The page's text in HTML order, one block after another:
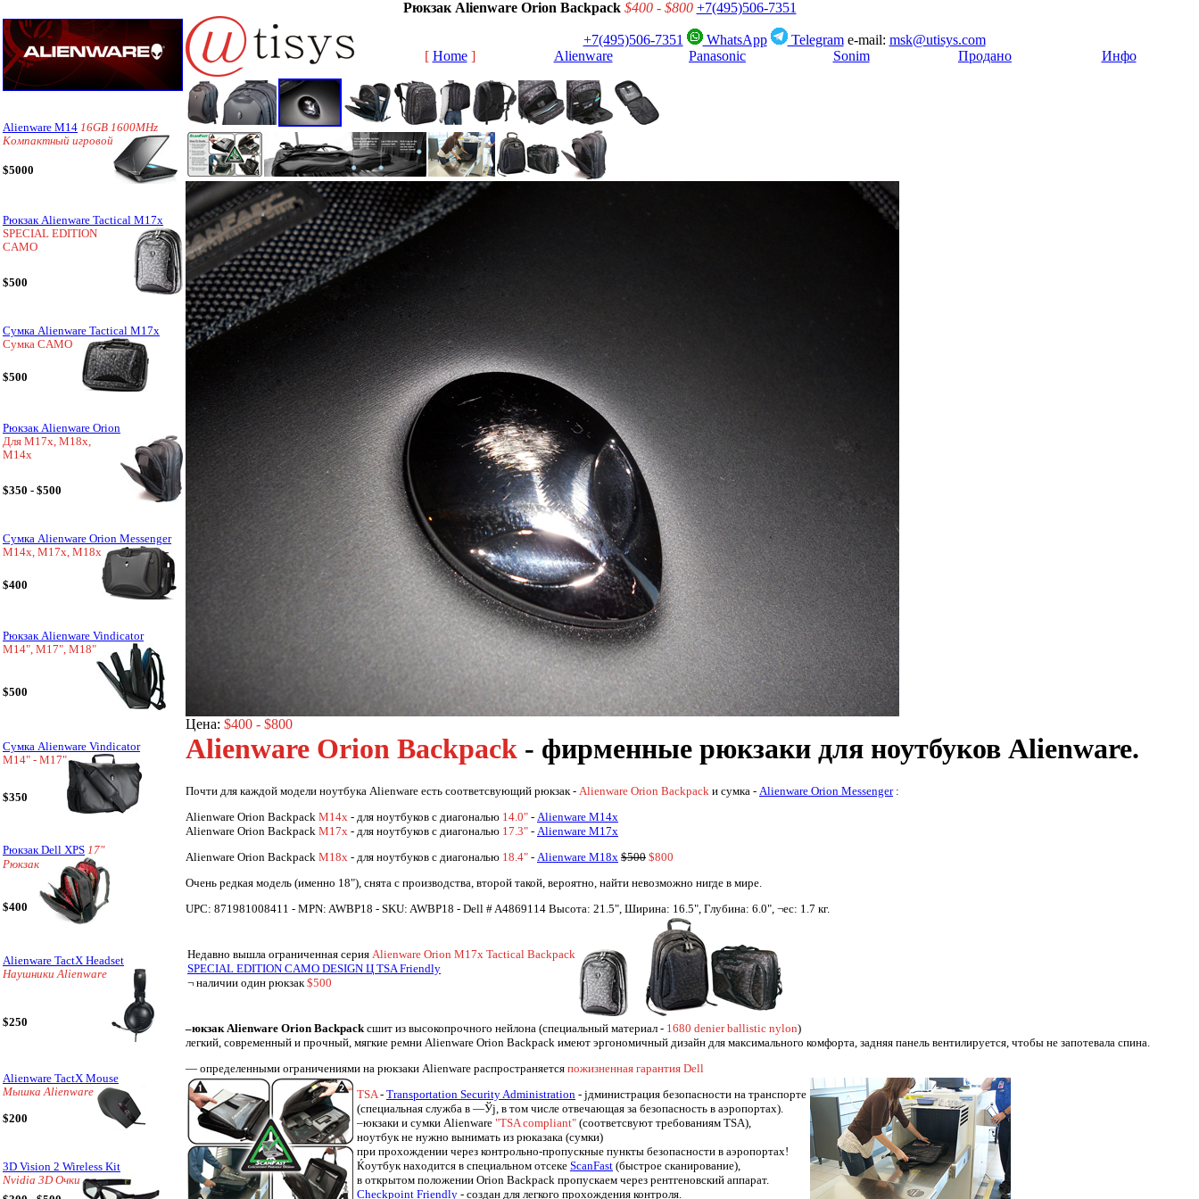
Рюкзак Alienware Orion Backpack$400 - $800 +7(495)506-7351
Alienware M14 16GB 1600MHz
Компактный игровой
$5000
Рюкзак Alienware Tactical M17x
SPECIAL EDITION
CAMO
$500
Сумка Alienware Tactical M17x
Сумка CAMO
$500
Рюкзак Alienware Orion
Для M17x, M18x,
M14x
$350 - $500
Сумка Alienware Orion Messenger
M14x, M17x, M18x
$400
Рюкзак Alienware Vindicator
M14", M17", M18"
$500
Сумка Alienware Vindicator
M14" - M17"
$350
Рюкзак Dell XPS 17"
Рюкзак
$400
Alienware TactX Headset
Наушники Alienware
$250
Alienware TactX Mouse
Мышка Alienware
$200
3D Vision 2 Wireless Kit
Nvidia 3D Очки
+7(495)506-7351 WhatsApp Telegrame-mail: msk@utisys.com
[ Home ] Alienware Panasonic Sonim Продано Инфо
Цена: $400 - $800
Alienware Orion Backpack - фирменные рюкзаки для ноутбуков Alienware.
Почти для каждой модели ноутбука Alienware есть соответсвующий рюкзак - Alienware Orion Backpack и сумка - Alienware Orion Messenger:
Alienware Orion Backpack M14x - для ноутбуков с диагональю 14.0" - Alienware M14x
Alienware Orion Backpack M17x - для ноутбуков с диагональю 17.3" - Alienware M17x
Alienware Orion Backpack M18x - для ноутбуков с диагональю 18.4" - Alienware M18x $500 $800
Очень редкая модель (именно 18"), снята с производства, второй такой, вероятно, найти невозможно нигде в мире.
UPC: 871981008411 - MPN: AWBP18 - SKU: AWBP18 - Dell # A4869114 Высота: 21.5", Ширина: 16.5", Глубина: 6.0", ¬ес: 1.7 кг.
Недавно вышла ограниченная серия Alienware Orion M17x Tactical Backpack
SPECIAL EDITION CAMO DESIGN Ц TSA Friendly
¬ наличии один рюкзак$500
–юкзак Alienware Orion Backpackсшит из высокопрочного нейлона (специальный материал - 1680 denier ballistic nylon)
легкий, современный и прочный, мягкие ремни Alienware Orion Backpack имеют эргономичный дизайн для максимального комфорта, задняя панель вентилируется, чтобы не запотевала спина.
— определенными ограничениями на рюкзаки Alienware распространяется пожизненная гарантия Dell
TSA- Transportation Security Administration - јдминистрация безопасности на транспорте
(специальная служба в —Ўј, в том числе отвечающая за безопасность в аэропортах).
–юкзаки и сумки Alienware "TSA compliant" (соответсвуют требованиям TSA),
ноутбук не нужно вынимать из рюказака (сумки)
при прохождении через контрольно-пропускные пункты безопасности в аэропортах!
Ќоутбук находится в специальном отсеке ScanFast (быстрое сканирование),
в открытом положении Orion Backpack пропускаем через рентгеновский аппарат.
Checkpoint Friendly - создан для легкого прохождения контроля.